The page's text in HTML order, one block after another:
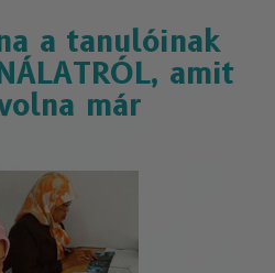
a tanulóinak
amit
már